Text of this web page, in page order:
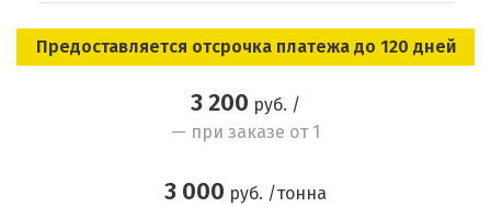
Предоставляется отсрочка платежа до 120 дней
3 200 руб. /
— при заказе от 1
3 000 руб. /тонна